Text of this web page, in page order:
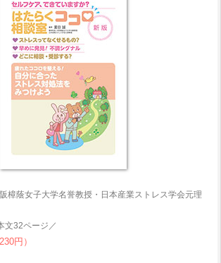
樟蔭女子大学名誉教授・日本産業ストレス学会元理
文32ページ／
円）